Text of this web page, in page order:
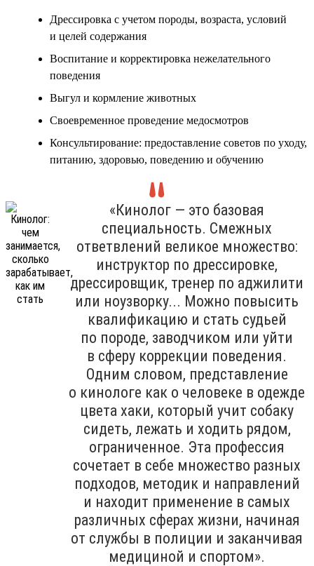
Дрессировка с учетом породы, возраста, условий
и целей содержания
Воспитание и корректировка нежелательного
поведения
Выгул и кормление животных
Своевременное проведение медосмотров
Консультирование: предоставление советов по уходу,
питанию, здоровью, поведению и обучению
«Кинолог — это базовая
специальность. Смежных
ответвлений великое множество:
инструктор по дрессировке,
дрессировщик, тренер по аджилити
или ноузворку... Можно повысить
квалификацию и стать судьей
по породе, заводчиком или уйти
в сферу коррекции поведения.
Одним словом, представление
о кинологе как о человеке в одежде
цвета хаки, который учит собаку
сидеть, лежать и ходить рядом,
ограниченное. Эта профессия
сочетает в себе множество разных
подходов, методик и направлений
и находит применение в самых
различных сферах жизни, начиная
от службы в полиции и заканчивая
медициной и спортом».